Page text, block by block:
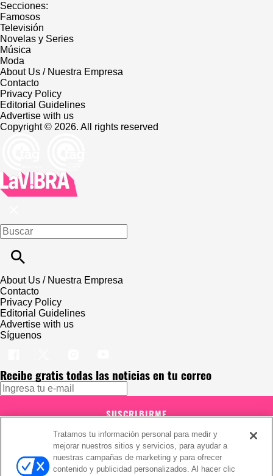
Secciones:
Famosos
Televisión
Novelas y Series
Música
Moda
About Us / Nuestra Empresa
Contacto
Privacy Policy
Editorial Guidelines
Advertise with us
Copyright © 2026. All rights reserved
About Us / Nuestra Empresa
Contacto
Privacy Policy
Editorial Guidelines
Advertise with us
Síguenos
Recibe gratis todas las noticias en tu correo
SUSCRIBIRME
Este sitio está protegido por reCAPTCHA y Google
Política de
y Se aplican lasCondiciones de servicio .
Suscribirse implica aceptar los términos y condiciones
¡Muchas gracias!Ya estás suscrito a nuestro newsletter
Tratamos tu información personal para medir y
mejorar nuestros sitios y servicios, para ayudar a
nuestras campañas de marketing y para ofrecer
contenido y publicidad personalizados. Al hacer clic